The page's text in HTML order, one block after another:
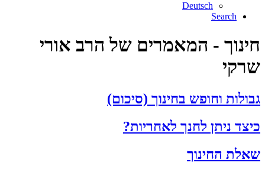
Deutsch
Search
חינוך - המאמרים של הרב אורי
שרקי
גבולות וחופש בחינוך (סיכום)
כיצד ניתן לחנך לאחריות?
שאלת החינוך